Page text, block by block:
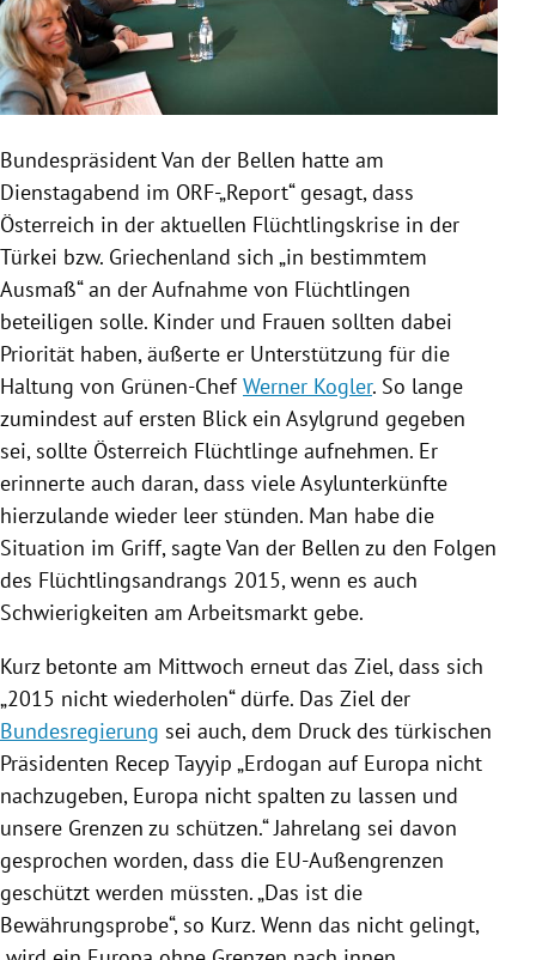
Bundespräsident Van der Bellen hatte am
Dienstagabend im ORF-„Report“ gesagt, dass
Österreich in der aktuellen Flüchtlingskrise in der
Türkei bzw. Griechenland sich „in bestimmtem
Ausmaß“ an der Aufnahme von Flüchtlingen
beteiligen solle. Kinder und Frauen sollten dabei
Priorität haben, äußerte er Unterstützung für die
Haltung von Grünen-ChefWerner Kogler. So lange
zumindest auf ersten Blick ein Asylgrund gegeben
sei, sollte Österreich Flüchtlinge aufnehmen. Er
erinnerte auch daran, dass viele Asylunterkünfte
hierzulande wieder leer stünden. Man habe die
Situation im Griff, sagte Van der Bellen zu den Folgen
des Flüchtlingsandrangs 2015, wenn es auch
Schwierigkeiten am Arbeitsmarkt gebe.
Kurz betonte am Mittwoch erneut das Ziel, dass sich
„2015 nicht wiederholen“ dürfe. Das Ziel der
Bundesregierung sei auch, dem Druck des türkischen
Präsidenten Recep Tayyip „Erdogan auf Europa nicht
nachzugeben, Europa nicht spalten zu lassen und
unsere Grenzen zu schützen.“ Jahrelang sei davon
gesprochen worden, dass die EU-Außengrenzen
geschützt werden müssten. „Das ist die
Bewährungsprobe“, so Kurz. Wenn das nicht gelingt,